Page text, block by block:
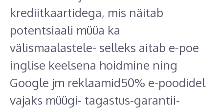
krediitkaartidega, mis näitab
potentsiaali müüa ka
välismaalastele- selleks aitab e-poe
inglise keelsena hoidmine ning
Google jm reklaamid50% e-poodidel
vajaks müügi- tagastus-garantii-